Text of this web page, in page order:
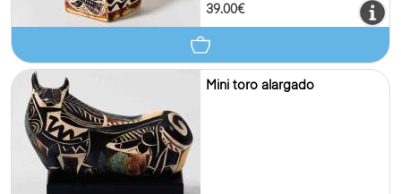
39.00€
Mini toro alargado